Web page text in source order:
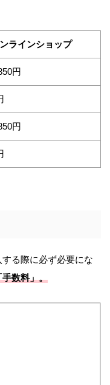
ラインショップ
円
円
る際に必ず必要にな
数料」。